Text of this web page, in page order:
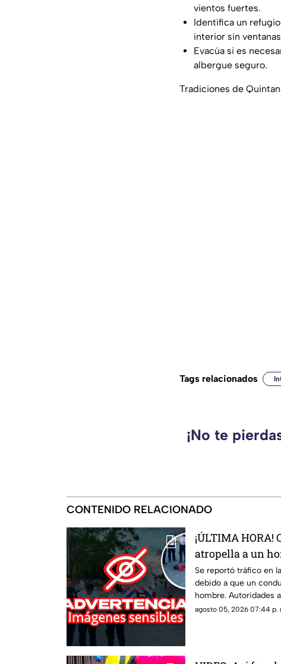
vientos fuertes.
Identifica un
interior sin
Evacúa si es
albergue seguro.
Tradiciones de
Tags relacionados
¡No te
CONTENIDO RELACIONADO
¡ÚLTIMA
atropella a un
de Cancún; esto
Se reportó tráfico en
debido a que un
hombre. Autoridades
agosto 05, 2026 07:44 p.